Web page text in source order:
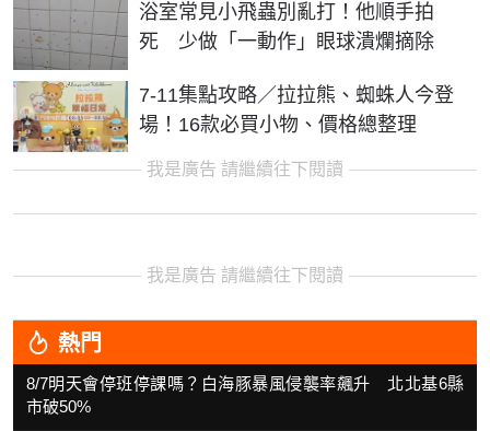
浴室常見小飛蟲別亂打！他順手拍
死 少做「一動作」眼球潰爛摘除
7-11集點攻略／拉拉熊、蜘蛛人今登
場！16款必買小物、價格總整理
我是廣告 請繼續往下閱讀
我是廣告 請繼續往下閱讀
熱門
8/7明天會停班停課嗎？白海豚暴風侵襲率飆升 北北基6縣
市破50%